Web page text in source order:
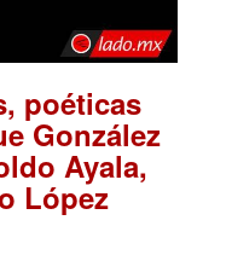
poéticas
González
Ayala,
López